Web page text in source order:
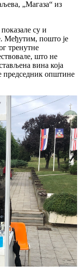
„Магаза“ из
су и
Међутим, пошто је
тренутне
што не
вина која
председник општине